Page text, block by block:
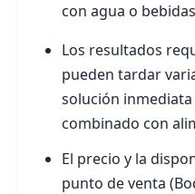
con agua o
Los resultados
pueden tardar
solución
combinado con
El precio y la
punto de venta